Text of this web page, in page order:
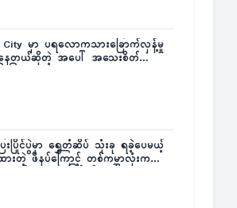
City မှာ ပရလောကသားခြောက်လှန့်မှု
ေတယ်ဆိုတဲ့ အပေါ် အသေးစိတ်
းပြိုင်ပွဲမှာ ရွှေတံဆိပ် သုံးခု ရခဲ့ပေမယ့်
းတဲ့ ဖိနပ်ကြောင့် တစ်ကမ္ဘာလုံးက